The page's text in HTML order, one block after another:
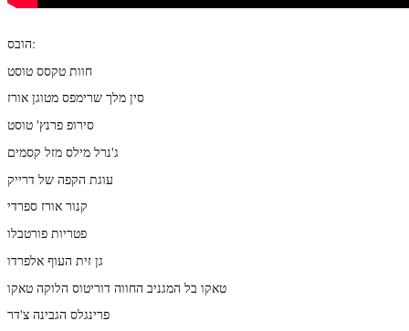
הובס:
חוות טקסס טוסט
סין מלך שרימפס מטוגן אורז
סירופ פרנץ' טוסט
ג'נרל מילס מזל קסמים
עוגת הקפה של דרייק
קנור אורז ספרדי
פטריות פורטבלו
גן זית העוף אלפרדו
טאקו בל המגניב החווה דוריטוס הלוקה טאקו
פרינגלס הגבינה צ'דר